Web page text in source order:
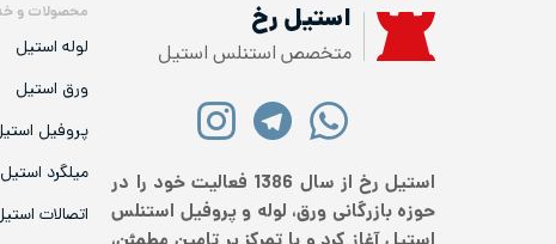
استیل رخ
متخصص استنلس استیل
استیل رخ از سال 1386 فعالیت خود را در
حوزه بازرگانی ورق، لوله و پروفیل استنلس
محصولات و
لوله استیل
ورق استیل
پروفیل
میلگرد استیل
اتصالات